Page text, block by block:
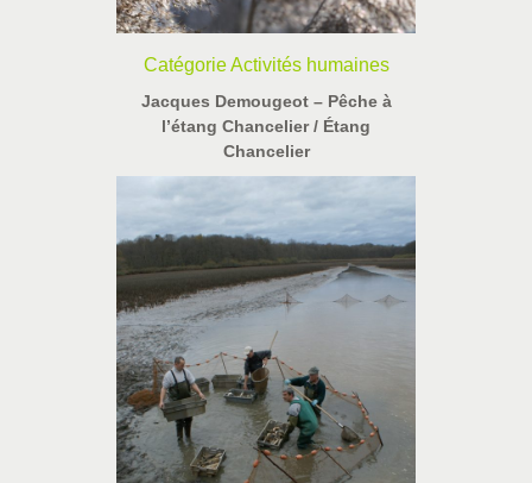
Catégorie Activités humaines
Jacques Demougeot – Pêche à
l’étang Chancelier / Étang
Chancelier